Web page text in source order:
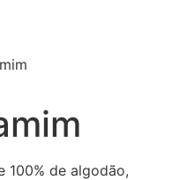
100% de algodão,